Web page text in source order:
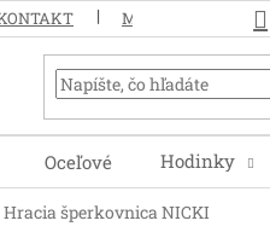
MOJA OBJEDNÁVKA
Oceľové Hodinky
Hracia šperkovnica NICKI